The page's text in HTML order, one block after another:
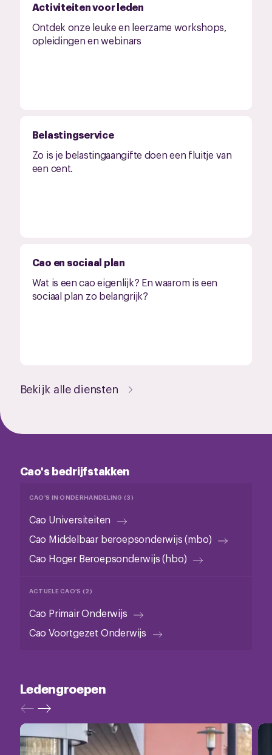
Activiteiten voor leden
Ontdek onze leuke en leerzame workshops,
opleidingen en webinars
Belastingservice
Zo is je belastingaangifte doen een fluitje van
een cent.
Cao en sociaal plan
Wat is een cao eigenlijk? En waarom is een
sociaal plan zo belangrijk?
Bekijk alle diensten
Cao's bedrijfstakken
CAO'S IN ONDERHANDELING (3)
Cao Universiteiten
Cao Middelbaar beroepsonderwijs (mbo)
Cao Hoger Beroepsonderwijs (hbo)
ACTUELE CAO'S (2)
Cao Primair Onderwijs
Cao Voortgezet Onderwijs
Ledengroepen